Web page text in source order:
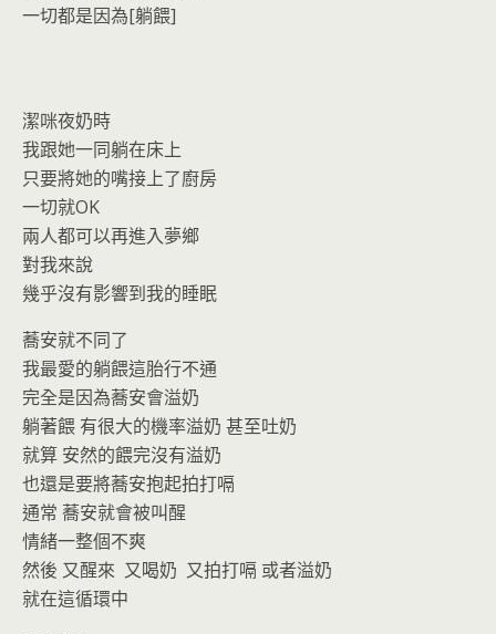
一切都是因為[躺餵]
潔咪夜奶時
我跟她一同躺在床上
只要將她的嘴接上了廚房
一切就OK
兩人都可以再進入夢鄉
對我來說
幾乎沒有影響到我的睡眠
蕎安就不同了
我最愛的躺餵這胎行不通
完全是因為蕎安會溢奶
躺著餵 有很大的機率溢奶 甚至吐奶
就算 安然的餵完沒有溢奶
也還是要將蕎安抱起拍打嗝
通常 蕎安就會被叫醒
情緒一整個不爽
然後 又醒來 又喝奶 又拍打嗝 或者溢奶
就在這循環中